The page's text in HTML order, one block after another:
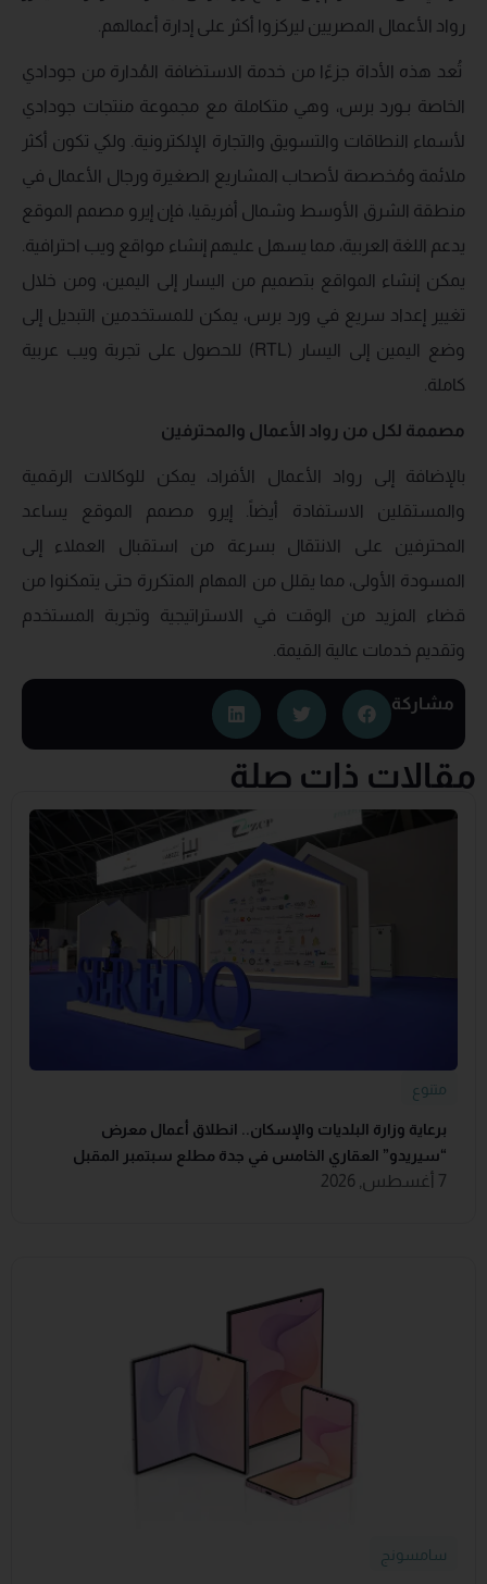
رواد الأعمال المصريين ليركزوا أكثر على إدارة أعمالهم.
تُعد هذه الأداة جزءًا من خدمة الاستضافة المُدارة من جودادي
الخاصة بـورد برس، وهي متكاملة مع مجموعة منتجات جودادي
لأسماء النطاقات والتسويق والتجارة الإلكترونية. ولكي تكون أكثر
ملائمة ومُخصصة لأصحاب المشاريع الصغيرة ورجال الأعمال في
منطقة الشرق الأوسط وشمال أفريقيا، فإن إيرو مصمم الموقع
يدعم اللغة العربية، مما يسهل عليهم إنشاء مواقع ويب احترافية.
يمكن إنشاء المواقع بتصميم من اليسار إلى اليمين، ومن خلال
تغيير إعداد سريع في ورد برس، يمكن للمستخدمين التبديل إلى
وضع اليمين إلى اليسار (RTL) للحصول على تجربة ويب عربية
كاملة.
مصممة لكل من رواد الأعمال والمحترفين
بالإضافة إلى رواد الأعمال الأفراد، يمكن للوكالات الرقمية
والمستقلين الاستفادة أيضاً. إيرو مصمم الموقع يساعد
المحترفين على الانتقال بسرعة من استقبال العملاء إلى
المسودة الأولى، مما يقلل من المهام المتكررة حتى يتمكنوا من
قضاء المزيد من الوقت في الاستراتيجية وتجربة المستخدم
وتقديم خدمات عالية القيمة.
مشاركة
مقالات ذات صلة
متنوع
برعاية وزارة البلديات والإسكان.. انطلاق أعمال معرض
“سيريدو” العقاري الخامس في جدة مطلع سبتمبر المقبل
7 أغسطس, 2026
سامسونج